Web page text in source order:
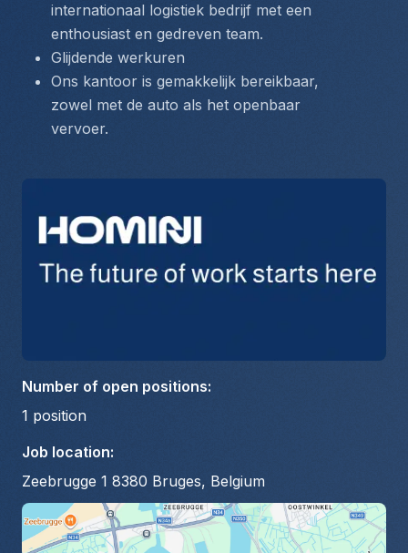
internationaal logistiek bedrijf met een
enthousiast en gedreven team.
Glijdende werkuren
Ons kantoor is gemakkelijk bereikbaar,
zowel met de auto als het openbaar
vervoer.
Number of open positions:
1 position
Job location:
Zeebrugge 1 8380 Bruges, Belgium